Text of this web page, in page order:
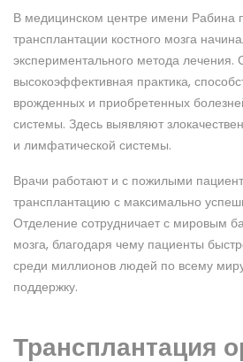
В медицинском центре имени Рабина
трансплантации костного мозга
экспериментального метода лечения.
высокоэффективная практика,
врожденных и приобретенных
системы. Здесь выявляют
и лимфатической системы.
Врачи работают и с пожилыми
трансплантацию с максимально
Отделение сотрудничает с мировым
мозга, благодаря чему пациенты
среди миллионов людей по всему
поддержку.
Трансплантация